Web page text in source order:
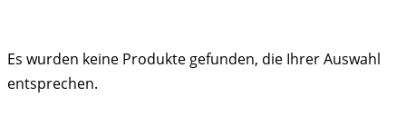
Es wurden keine Produkte gefunden, die Ihrer Auswahl
entsprechen.